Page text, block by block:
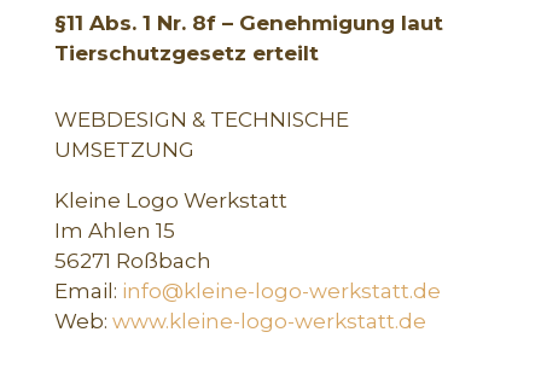
§11 Abs. 1 Nr. 8f – Genehmigung laut
Tierschutzgesetz erteilt
WEBDESIGN & TECHNISCHE
UMSETZUNG
Kleine Logo Werkstatt
Im Ahlen 15
56271 Roßbach
Email : info@kleine-logo-werkstatt.de
Web: www.kleine-logo-werkstatt.de